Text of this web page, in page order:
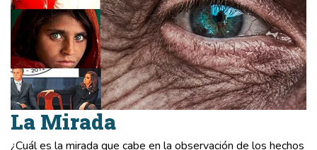
La Mirada
¿Cuál es la mirada que cabe en la observación de los hechos